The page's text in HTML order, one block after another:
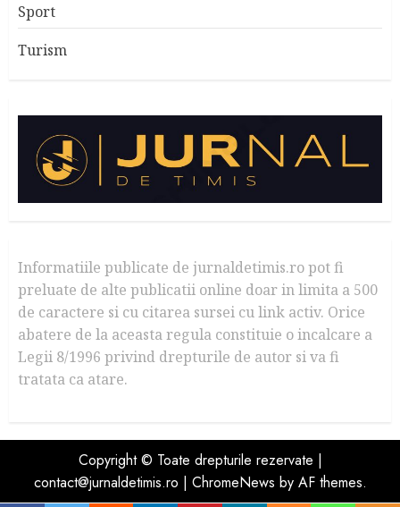
Sport
Turism
Informatiile publicate de jurnaldetimis.ro pot fi
preluate de alte publicatii online doar in limita a 500
de caractere si cu citarea sursei cu link activ. Orice
abatere de la aceasta regula constituie o incalcare a
Legii 8/1996 privind drepturile de autor si va fi
tratata ca atare.
Copyright © Toate drepturile rezervate |
contact@jurnaldetimis.ro | ChromeNews by AF themes.